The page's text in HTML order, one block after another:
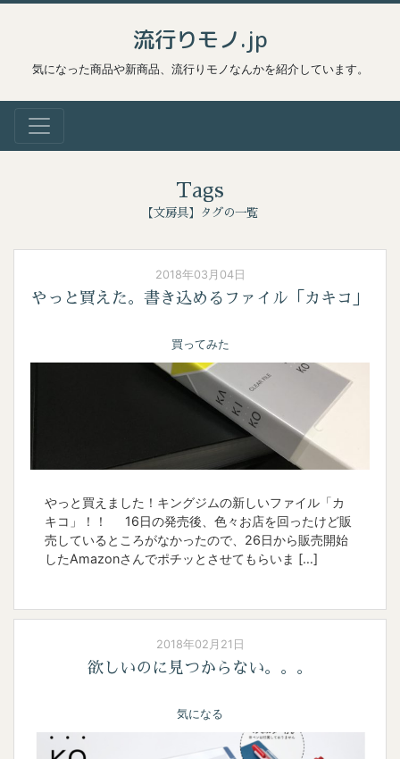
流行りモノ.jp
気になった商品や新商品、流行りモノなんかを紹介しています。
Tags
【文房具】タグの一覧
2018年03月04日
やっと買えた。書き込めるファイル「カキコ」
買ってみた
やっと買えました！キングジムの新しいファイル「カ
キコ」！！ 16日の発売後、色々お店を回ったけど販
売しているところがなかったので、26日から販売開始
したAmazonさんでポチッとさせてもらいま […]
2018年02月21日
欲しいのに見つからない。。。
気になる